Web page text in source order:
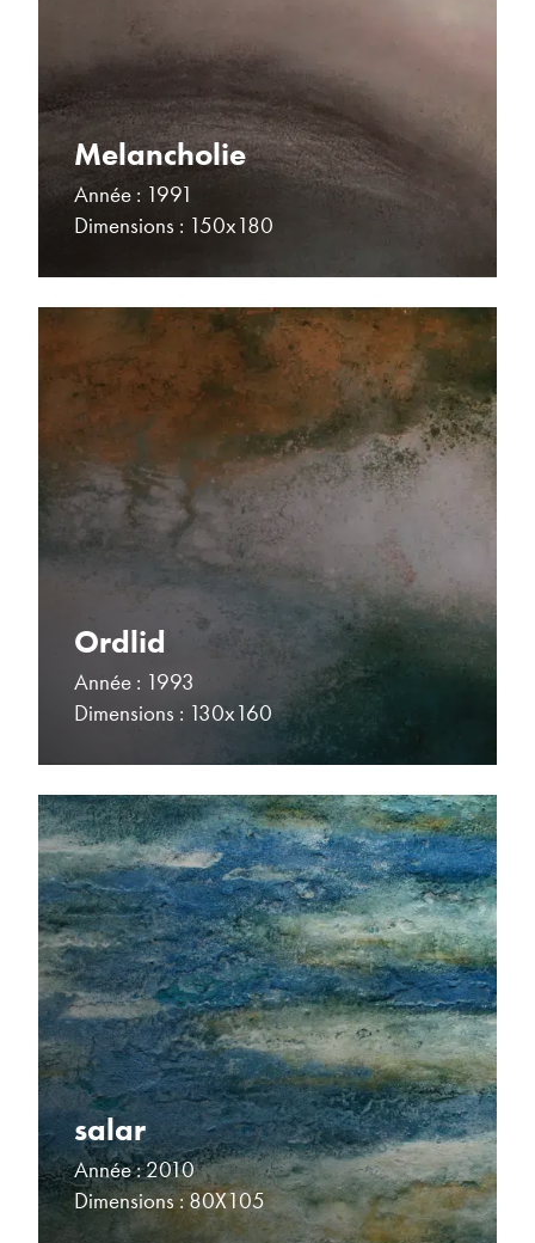
Melancholie
Année : 1991
Dimensions : 150x180
Ordlid
Année : 1993
Dimensions : 130x160
salar
Année : 2010
Dimensions : 80X105